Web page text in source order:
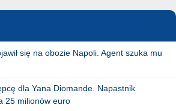
się na obozie Napoli. Agent szuka mu
dla Yana Diomande. Napastnik
25 milionów euro